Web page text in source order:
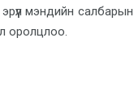
мэндийн салбарын
оролцлоо.